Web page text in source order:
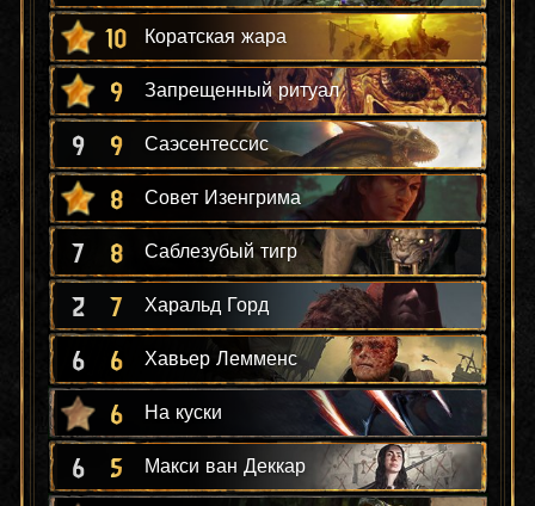
10 Коратская жара
9 Запрещенный ритуал
9 9 Саэсентессис
8 Совет Изенгрима
7 8 Саблезубый тигр
2 7 Харальд Горд
6 6 Хавьер Лемменс
6 На куски
6 5 Макси ван Деккар